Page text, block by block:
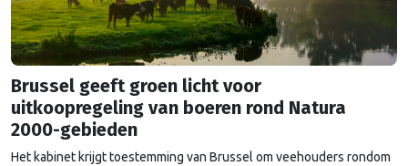
Brussel geeft groen licht voor
uitkoopregeling van boeren rond Natura
2000-gebieden
Het kabinet krijgt toestemming van Brussel om veehouders rondom